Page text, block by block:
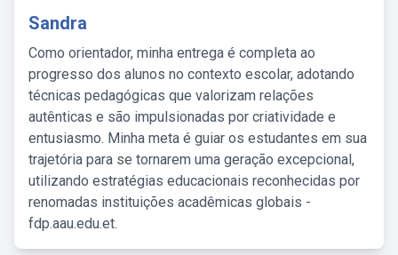
Sandra
Como orientador, minha entrega é completa ao
progresso dos alunos no contexto escolar, adotando
técnicas pedagógicas que valorizam relações
autênticas e são impulsionadas por criatividade e
entusiasmo. Minha meta é guiar os estudantes em sua
trajetória para se tornarem uma geração excepcional,
utilizando estratégias educacionais reconhecidas por
renomadas instituições acadêmicas globais -
fdp.aau.edu.et.